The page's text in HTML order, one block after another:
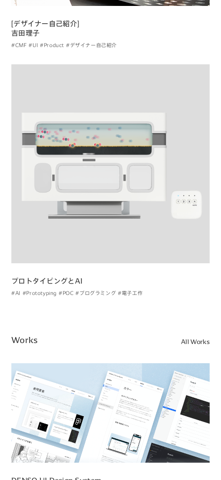
[デザイナー自己紹介]
吉田理子
#CMF #UI #Product #デザイナー自己紹介
プロトタイピングとAI
#AI #Prototyping #POC #プログラミング #電子工作
Works All Works